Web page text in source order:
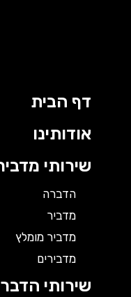
דף הבית
אודותינו
שירותי מדביר
הדברה
מדביר
מדביר מומלץ
מדבירים
שירותי הדברה